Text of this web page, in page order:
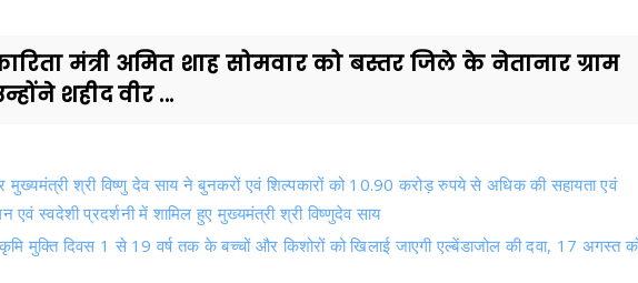
मुख्यमंत्री श्री विष्णु देव साय ने बुनकरों एवं शिल्पकारों को 10.90 करोड़ रुपये से अधिक की सहायता एवं
स्वदेशी प्रदर्शनी में शामिल हुए मुख्यमंत्री श्री विष्णुदेव साय
मुक्ति दिवस 1 से 19 वर्ष तक के बच्चों और किशोरों को खिलाई जाएगी एल्बेंडाजोल की दवा, 17 अगस्त को
सोमवार को बस्तर जिले के नेतानार ग्राम में सीआरपीएफ कैंप पहुँचे। यहां उन्होंने शहीद वीर गुंडाधूर सेवा डेरा
तक सुरक्षाबल के जवानों के लिए थे। लेकिन अब यहां आम लोगों को कई तरह की सुविधाएं मिलेंगी। जन